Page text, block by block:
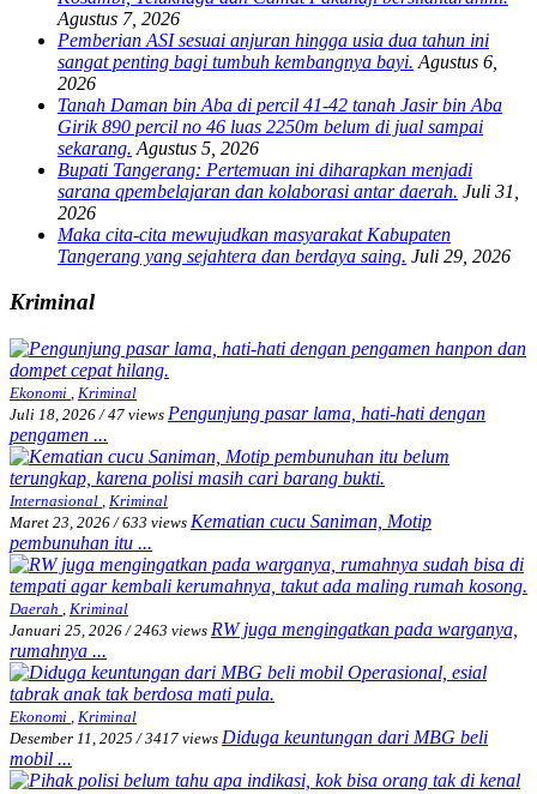
Agustus 7, 2026
Pemberian ASI sesuai anjuran hingga usia dua tahun ini
sangat penting bagi tumbuh kembangnya bayi. Agustus 6,
2026
Tanah Daman bin Aba di percil 41-42 tanah Jasir bin Aba
Girik 890 percil no 46 luas 2250m belum di jual sampai
sekarang. Agustus 5, 2026
Bupati Tangerang: Pertemuan ini diharapkan menjadi
sarana qpembelajaran dan kolaborasi antar daerah. Juli 31,
2026
Maka cita-cita mewujudkan masyarakat Kabupaten
Tangerang yang sejahtera dan berdaya saing. Juli 29, 2026
Kriminal
Ekonomi
Kriminal
Juli 18, 2026 / 47 views Pengunjung pasar lama, hati-hati dengan
pengamen ...
Internasional
Kriminal
Maret 23, 2026 / 633 views Kematian cucu Saniman, Motip
pembunuhan itu ...
Daerah
Kriminal
Januari 25, 2026 / 2463 views RW juga mengingatkan pada warganya,
rumahnya ...
Ekonomi
Kriminal
Desember 11, 2025 / 3417 views Diduga keuntungan dari MBG beli
mobil ...